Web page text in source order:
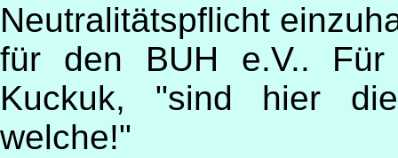
Neutralitätspflicht
für den BUH e.V.. Für
Kuckuk, "sind hier
welche!"